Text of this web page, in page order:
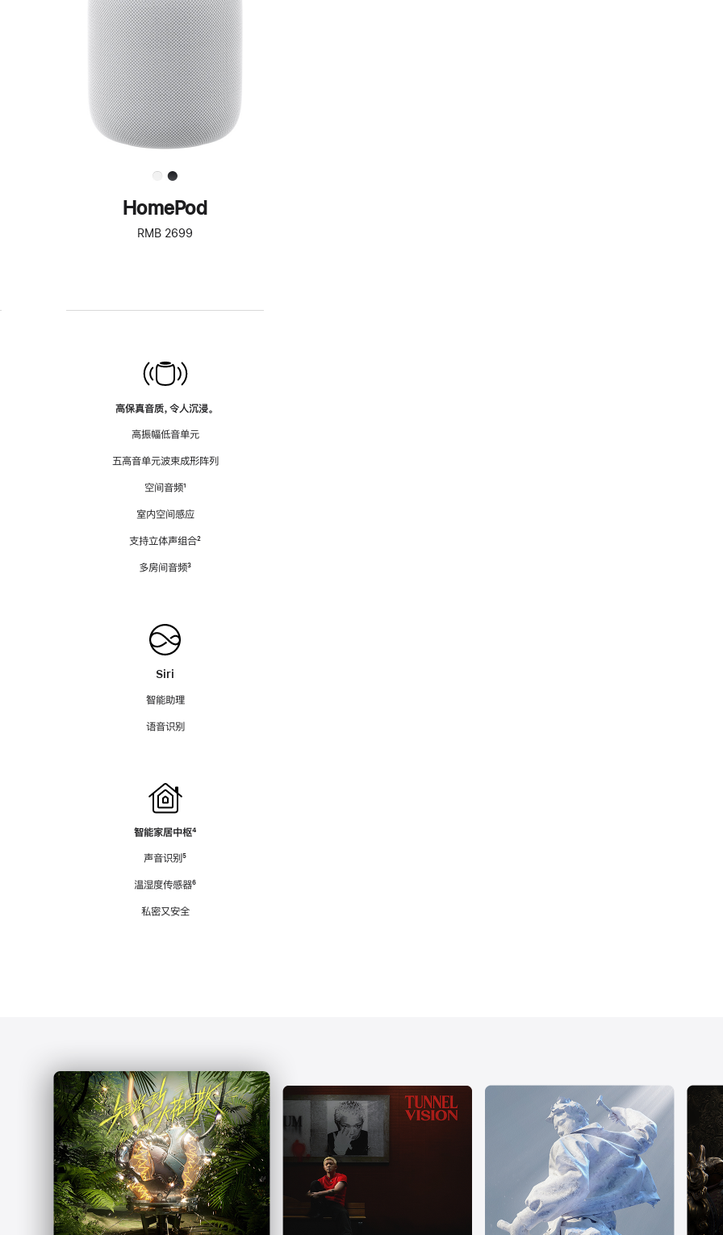
了
解
HomePod<
HomePod
RMB 2699
高保真音质，令人沉浸。
高振幅低音单元
五高音单元波束成形阵列
空间音频脚
¹
室内空间感应
支持立体声组合脚
²
多房间音频脚
³
Siri
智能助理
语音识别
智能家居中枢脚
⁴
声音识别脚
⁵
温湿度传感器脚
⁶
私密又安全